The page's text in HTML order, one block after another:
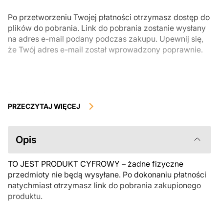
Po przetworzeniu Twojej płatności otrzymasz dostęp do
plików do pobrania. Link do pobrania zostanie wysłany
na adres e-mail podany podczas zakupu. Upewnij się,
że Twój adres e-mail został wprowadzony poprawnie.
podlegają zwrotowi ani wymianie po ich pobraniu. Zalecamy
przed zakupem. Jeśli masz jakiekolwiek problemy z zamówieniem,
skontaktuj się bezpośrednio ze sprzedawcą.
PRZECZYTAJ WIĘCEJ
Opis
TO JEST PRODUKT CYFROWY – żadne fizyczne
przedmioty nie będą wysyłane. Po dokonaniu płatności
natychmiast otrzymasz link do pobrania zakupionego
produktu.